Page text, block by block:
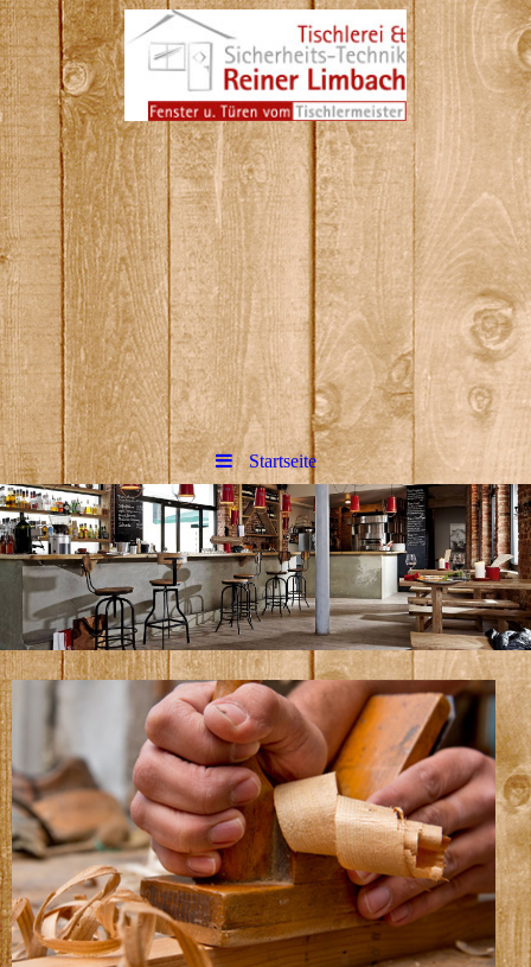
Reiner Limbach Tischlerei
&amp; Sicherheitstechnik in
Hennef
Bitte fügen Sie hier Ihren Webseiten-
Titel ein.
Startseite